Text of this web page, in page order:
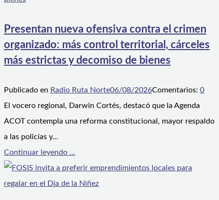
Presentan nueva ofensiva contra el crimen
organizado: más control territorial, cárceles
más estrictas y decomiso de bienes
Publicado en Radio Ruta Norte06/08/2026Comentarios: 0
El vocero regional, Darwin Cortés, destacó que la Agenda
ACOT contempla una reforma constitucional, mayor respaldo
a las policías y…
Continuar leyendo ...